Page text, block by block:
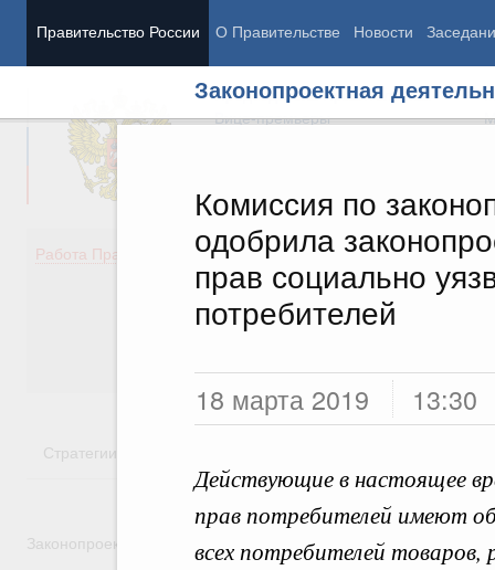
Правительство России О Правительстве Новости
Законопроектная
Комиссия по
одобрила
прав социально
потребителей
18 марта 2019 13:30
Действующие в настоящее
прав потребителей имеют
всех потребителей
Председатель Правительства
Вице-премьеры
Работа Правительства
Демография
Здоровье
Образование
Культура
Государство
Стратегии
Законопроектная деятельность